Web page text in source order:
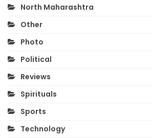
North Maharashtra
Other
Photo
Political
Reviews
Spirituals
Sports
Technology